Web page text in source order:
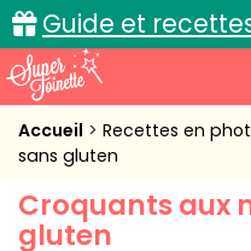
Guide et
Accueil
Cuisine pratique
Accueil Recettes en
sans gluten
Croquants aux
gluten